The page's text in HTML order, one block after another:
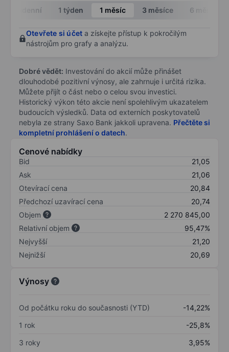
End of interactive chart.
Intradenní 1 týden 1 měsíc 3 měsíce 6 měsíců
Otevřete si účet a získejte přístup k pokročilým
nástrojům pro grafy a analýzu.
Dobré vědět: Investování do akcií může přinášet
dlouhodobé pozitivní výnosy, ale zahrnuje i určitá rizika.
Můžete přijít o část nebo o celou svou investici.
Historický výkon této akcie není spolehlivým ukazatelem
budoucích výsledků. Data od externích poskytovatelů
nebyla ze strany Saxo Bank jakkoli upravena. Přečtěte si
kompletní prohlášení o datech.
Cenové nabídky
Bid
21,05
Ask
21,06
Otevírací cena
20,84
Předchozí uzavírací cena
20,74
Objem
2 270 845,00
Relativní objem
95,47%
Nejvyšší
21,20
Nejnižší
20,69
Výnosy
Od počátku roku do současnosti (YTD)
-14,22%
1 rok
-25,8%
3 roky
3,95%